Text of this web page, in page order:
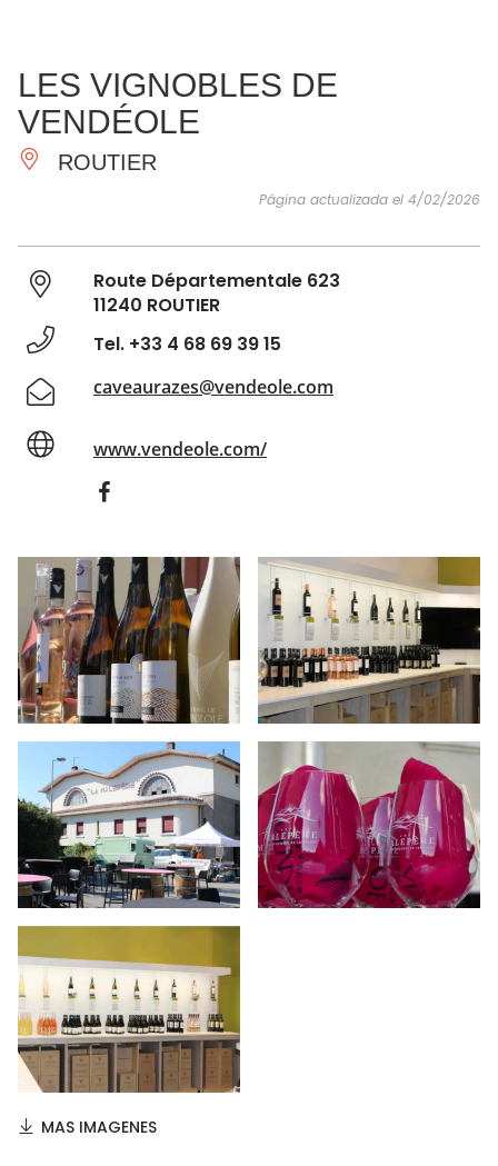
IMPRESCINDIBLES
HACER
INSPIRACIONES
LES VIGNOBLES DE
VENDÉOLE
ROUTIER
Página actualizada el 4/02/2026
Route Départementale 623
11240 ROUTIER
Tel. +33 4 68 69 39 15
caveaurazes@vendeole.com
www.vendeole.com/
MAS IMAGENES